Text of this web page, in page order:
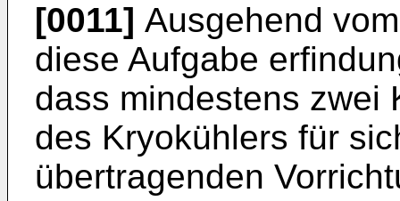
[0011] Ausgehend
diese Aufgabe
dass mindestens zwei
des Kryokühlers für
übertragenden